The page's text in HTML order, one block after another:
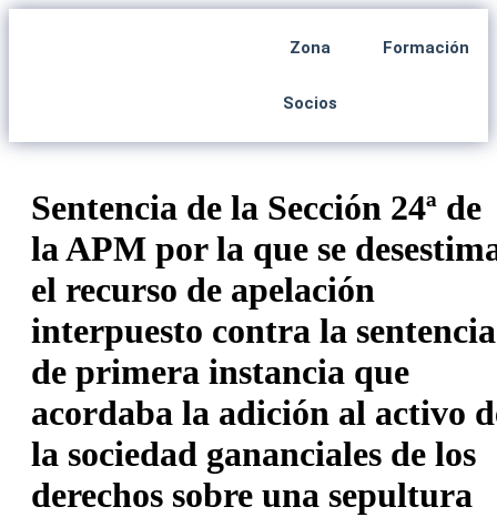
Zona
Socios
Formación
Sentencia de la Sección 24ª de
la APM por la que se
el recurso de apelación
interpuesto contra la sentencia
de primera instancia que
acordaba la adición al activo
la sociedad gananciales de los
derechos sobre una sepultura